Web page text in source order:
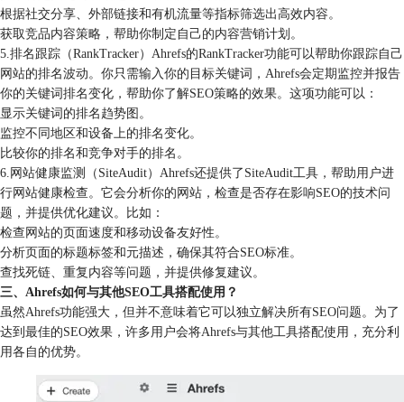
根据社交分享、外部链接和有机流量等指标筛选出高效内容。
获取竞品内容策略，帮助你制定自己的内容营销计划。
5.排名跟踪（RankTracker）Ahrefs的RankTracker功能可以帮助你跟踪自己
网站的排名波动。你只需输入你的目标关键词，Ahrefs会定期监控并报告
你的关键词排名变化，帮助你了解SEO策略的效果。这项功能可以：
显示关键词的排名趋势图。
监控不同地区和设备上的排名变化。
比较你的排名和竞争对手的排名。
6.网站健康监测（SiteAudit）Ahrefs还提供了SiteAudit工具，帮助用户进
行网站健康检查。它会分析你的网站，检查是否存在影响SEO的技术问
题，并提供优化建议。比如：
检查网站的页面速度和移动设备友好性。
分析页面的标题标签和元描述，确保其符合SEO标准。
查找死链、重复内容等问题，并提供修复建议。
三、Ahrefs如何与其他SEO工具搭配使用？
虽然Ahrefs功能强大，但并不意味着它可以独立解决所有SEO问题。为了
达到最佳的SEO效果，许多用户会将Ahrefs与其他工具搭配使用，充分利
用各自的优势。